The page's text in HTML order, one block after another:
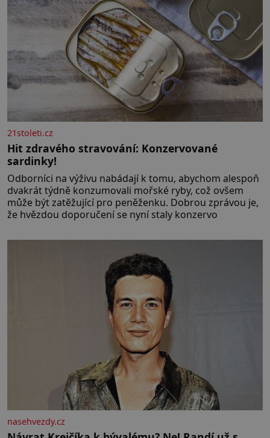
21stoleti.cz
Hit zdravého stravování: Konzervované
sardinky!
Odborníci na výživu nabádají k tomu, abychom alespoň
dvakrát týdně konzumovali mořské ryby, což ovšem
může být zatěžující pro peněženku. Dobrou zprávou je,
že hvězdou doporučení se nyní staly konzervo
nasehvezdy.cz